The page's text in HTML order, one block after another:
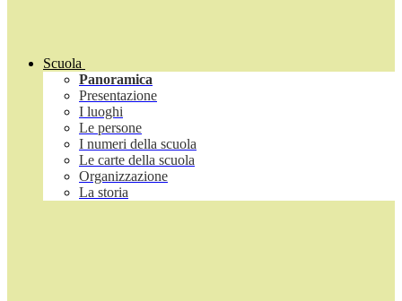
Scuola
Panoramica
Presentazione
I luoghi
Le persone
I numeri della scuola
Le carte della scuola
Organizzazione
La storia